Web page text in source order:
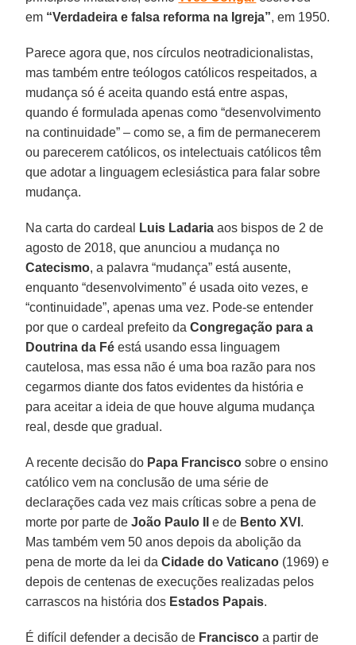
em “Verdadeira e falsa reforma na Igreja”, em 1950.
Parece agora que, nos círculos neotradicionalistas,
mas também entre teólogos católicos respeitados, a
mudança só é aceita quando está entre aspas,
quando é formulada apenas como “desenvolvimento
na continuidade” – como se, a fim de permanecerem
ou parecerem católicos, os intelectuais católicos têm
que adotar a linguagem eclesiástica para falar sobre
mudança.
Na carta do cardeal Luis Ladaria aos bispos de 2 de
agosto de 2018, que anunciou a mudança no
Catecismo, a palavra “mudança” está ausente,
enquanto “desenvolvimento” é usada oito vezes, e
“continuidade”, apenas uma vez. Pode-se entender
por que o cardeal prefeito daCongregação para a
Doutrina da Fé está usando essa linguagem
cautelosa, mas essa não é uma boa razão para nos
cegarmos diante dos fatos evidentes da história e
para aceitar a ideia de que houve alguma mudança
real, desde que gradual.
A recente decisão do Papa Francisco sobre o ensino
católico vem na conclusão de uma série de
declarações cada vez mais críticas sobre a pena de
morte por parte deJoão Paulo II e de Bento XVI .
Mas também vem 50 anos depois da abolição da
pena de morte da lei daCidade do Vaticano (1969) e
depois de centenas de execuções realizadas pelos
carrascos na história dos Estados Papais.
É difícil defender a decisão de Francisco a partir de